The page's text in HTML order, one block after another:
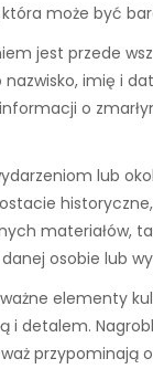
może być
jest przede
imię i
o
lub
materiałów,
osobie lub
elementy
i detalem.
przypominają